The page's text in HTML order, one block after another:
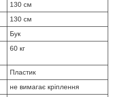
130 см
130 см
Бук
60 кг
Пластик
не вимагає кріплення